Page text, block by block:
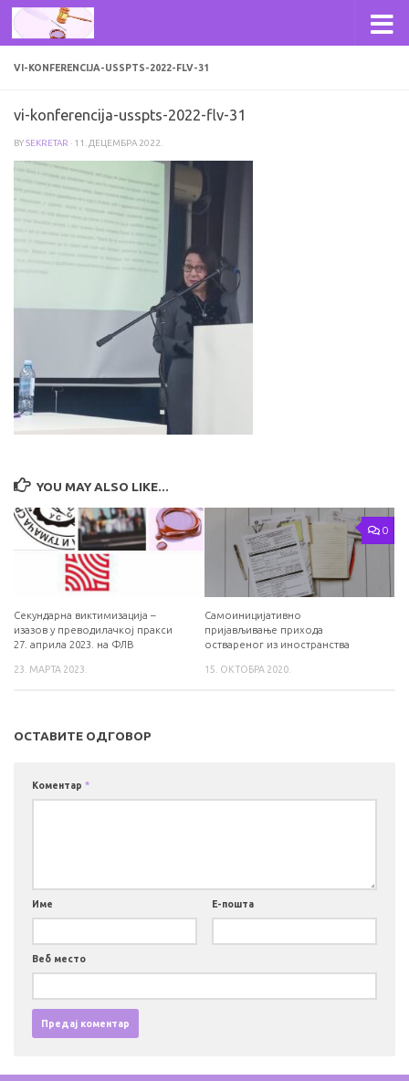
Skip to content
VI-KONFERENCIJA-USSPTS-2022-FLV-31
vi-konferencija-usspts-2022-flv-31
BYSEKRETAR · 11. ДЕЦЕМБРА 2022.
YOU MAY ALSO LIKE...
Секундарна виктимизација –
изазов у преводилачкој пракси
27. априла 2023. на ФЛВ
23. МАРТА 2023.
0
Самоиницијативно
пријављивање прихода
оствареног из иностранства
15. ОКТОБРА 2020.
ОСТАВИТЕ ОДГОВОР
Коментар *
Име Е-пошта
Веб место